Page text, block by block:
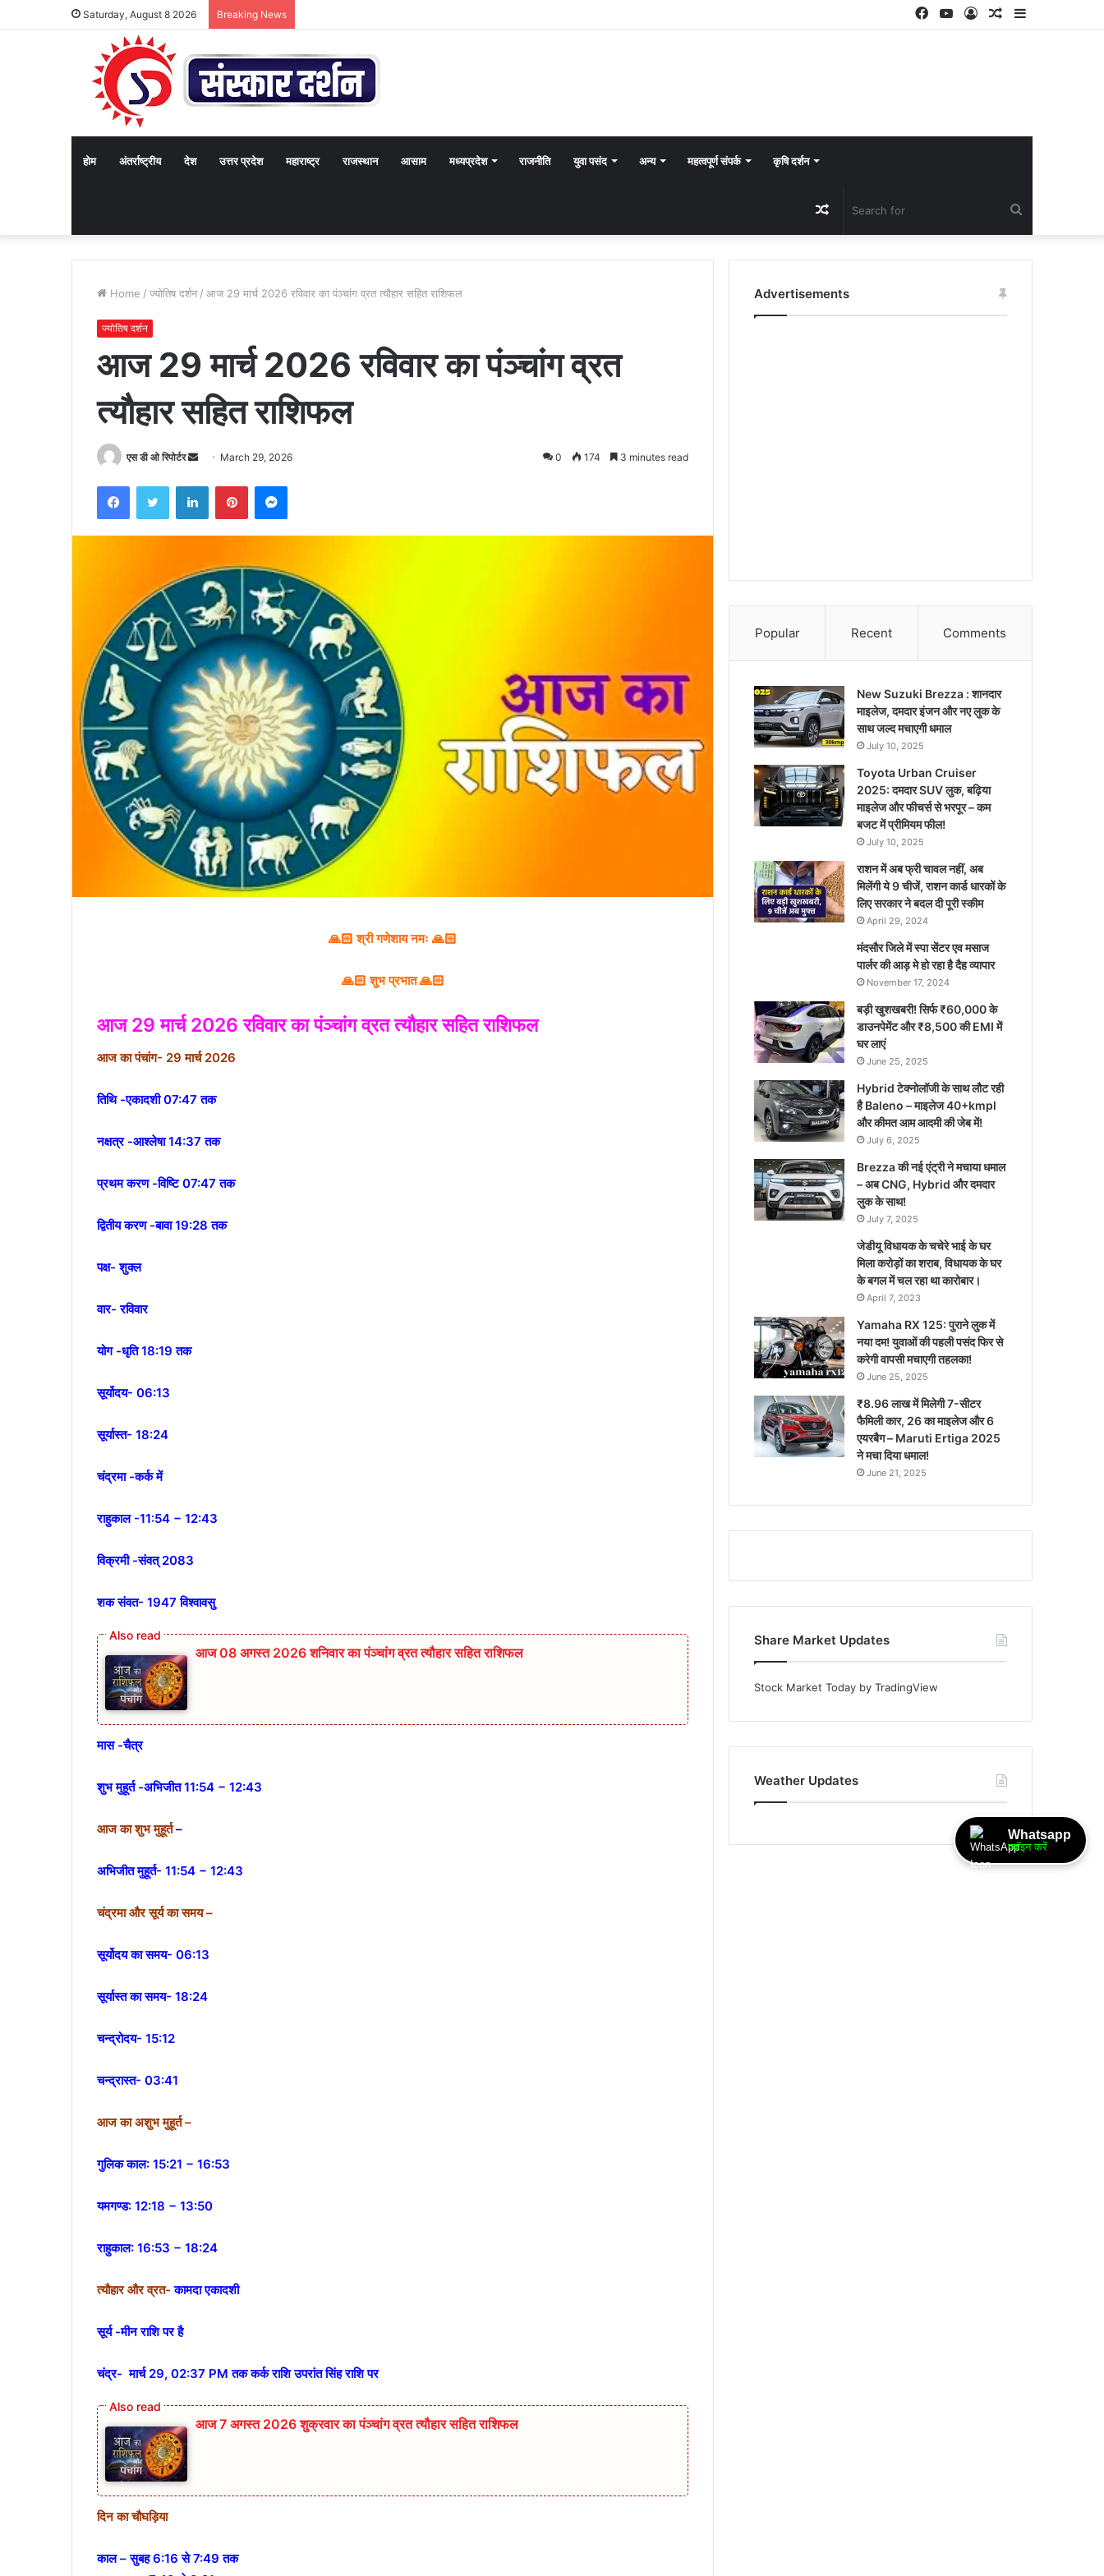
Saturday, August 8 2026 Breaking News Sidebar
Random
Log
YouTube
Facebook
होम अंतर्राष्ट्रीय देश उत्तर प्रदेश महाराष्ट्र राजस्थान आसाम मध्यप्रदेश राजनीति युवा पसंद अन्य महत्वपूर्ण संपर्क कृषि दर्शन
for
Random
Article
Home / ज्योतिष दर्शन / आज 29 मार्च 2026 रविवार का पंञ्चांग व्रत त्यौहार सहित राशिफल
ज्योतिष दर्शन
आज 29 मार्च 2026 रविवार का पंञ्चांग व्रत
त्यौहार सहित राशिफल
एस डी ओ रिपोर्टर
Send March 29, 2026 0 174 3 minutes read
FacebookTwitter LinkedInPinterestMessenger
🙏🏻 श्री गणेशाय नमः 🙏🏻
🙏🏻 शुभ प्रभात 🙏🏻
आज 29 मार्च 2026 रविवार का पंञ्चांग व्रत त्यौहार सहित राशिफल
आज का पंचांग- 29 मार्च 2026
तिथि -एकादशी 07:47 तक
नक्षत्र -आश्लेषा 14:37 तक
प्रथम करण -विष्टि 07:47 तक
द्वितीय करण -बावा 19:28 तक
पक्ष- शुक्ल
वार- रविवार
योग -धृति 18:19 तक
सूर्योदय- 06:13
सूर्यास्त- 18:24
चंद्रमा -कर्क में
राहुकाल -11:54 − 12:43
विक्रमी -संवत् 2083
शक संवत- 1947 विश्वावसु
आज 08 अगस्त 2026‌ शनिवार का पंञ्चांग व्रत त्यौहार सहित राशिफल
मास -चैत्र
शुभ मुहूर्त -अभिजीत 11:54 − 12:43
आज का शुभ मुहूर्त–
अभिजीत मुहूर्त- 11:54 − 12:43
चंद्रमा और सूर्य का समय –
सूर्योदय का समय- 06:13
सूर्यास्त का समय- 18:24
चन्द्रोदय- 15:12
चन्द्रास्त- 03:41
आज का अशुभ मुहूर्त –
गुलिक काल: 15:21 − 16:53
यमगण्ड: 12:18 − 13:50
राहुकाल: 16:53 − 18:24
त्यौहार और व्रत-कामदा एकादशी
सूर्य -मीन राशि पर है
चंद्र- मार्च 29, 02:37 PM तक कर्क राशि उपरांत सिंह राशि पर
आज 7 अगस्त 2026 शुक्रवार का पंञ्चांग व्रत त्यौहार सहित राशिफल
दिन का चौघड़िया
काल – सुबह 6:16 से 7:49 तक
Advertisements
Popular Recent Comments
New Suzuki Brezza : शानदार
माइलेज, दमदार इंजन और नए लुक के
साथ जल्द मचाएगी धमाल
July 10, 2025
Toyota Urban Cruiser
2025: दमदार SUV लुक, बढ़िया
माइलेज और फीचर्स से भरपूर – कम
बजट में प्रीमियम फील!
July 10, 2025
राशन में अब फ्री चावल नहीं, अब
मिलेंगी ये 9 चीजें, राशन कार्ड धारकों के
लिए सरकार ने बदल दी पूरी स्कीम
April 29, 2024
मंदसौर जिले में स्पा सेंटर एव मसाज
पार्लर की आड़ मे हो रहा है दैह व्यापार
November 17, 2024
बड़ी खुशखबरी! सिर्फ ₹60,000 के
डाउनपेमेंट और ₹8,500 की EMI में
घर लाएं
June 25, 2025
Hybrid टेक्नोलॉजी के साथ लौट रही
है Baleno – माइलेज 40+kmpl
और कीमत आम आदमी की जेब में!
July 6, 2025
Brezza की नई एंट्री ने मचाया धमाल
– अब CNG, Hybrid और दमदार
लुक के साथ!
July 7, 2025
जेडीयू विधायक के चचेरे भाई के घर
मिला करोड़ों का शराब, विधायक के घर
के बगल में चल रहा था कारोबार।
April 7, 2023
Yamaha RX 125: पुराने लुक में
नया दम! युवाओं की पहली पसंद फिर से
करेगी वापसी मचाएगी तहलका!
June 25, 2025
₹8.96 लाख में मिलेगी 7-सीटर
फैमिली कार, 26 का माइलेज और 6
एयरबैग – Maruti Ertiga 2025
ने मचा दिया धमाल!
June 21, 2025
Share Market Updates
Stock Market Today by TradingView
Weather Updates
Whatsapp
ज्वॉइन करें